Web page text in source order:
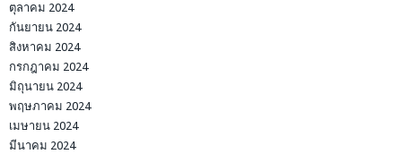
ตุลาคม 2024
กันยายน 2024
สิงหาคม 2024
กรกฎาคม 2024
มิถุนายน 2024
พฤษภาคม 2024
เมษายน 2024
มีนาคม 2024